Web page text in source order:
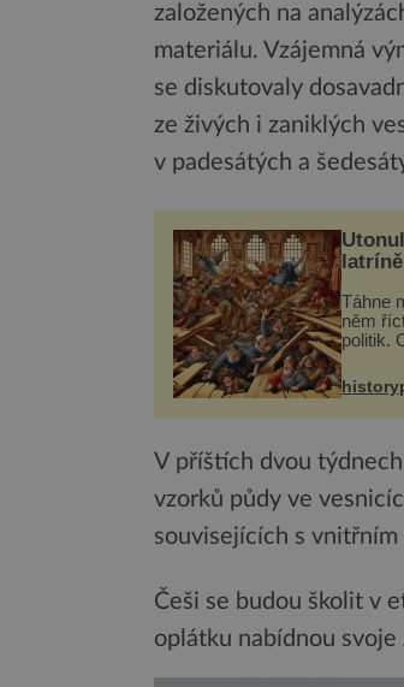
založených na
materiálu. Vzájemná
se diskutovaly
ze živých i zaniklých
v padesátých a
Táhne
něm
politik.
syna a
Erfurtu,
V příštích dvou
vzorků půdy ve
souvisejících s vnitřním
Češi se budou školit v
oplátku nabídnou